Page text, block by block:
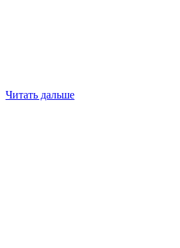
Читать дальше